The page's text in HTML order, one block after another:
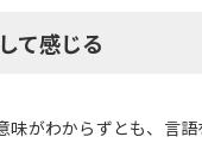
て感じる
味がわからずとも、言